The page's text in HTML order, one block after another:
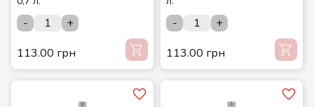
-
+
113.00 грн
-
+
113.00 грн